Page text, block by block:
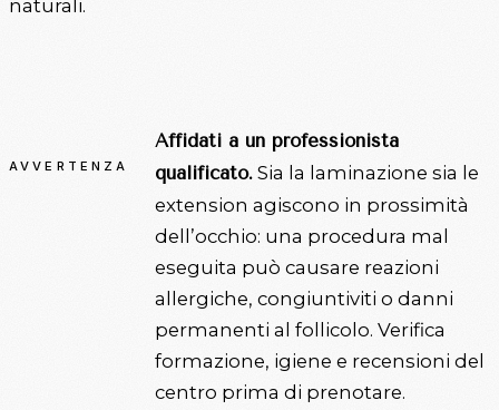
naturali.
AVVERTENZA
Affidati a un professionista
qualificato. Sia la laminazione sia le
extension agiscono in prossimità
dell’occhio: una procedura mal
eseguita può causare reazioni
allergiche, congiuntiviti o danni
permanenti al follicolo. Verifica
formazione, igiene e recensioni del
centro prima di prenotare.